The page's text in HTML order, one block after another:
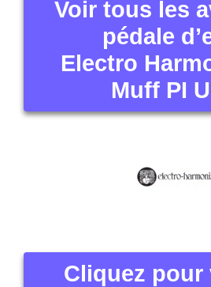
Voir tous les
pédale
Electro
Muff PI
Cliquez pour